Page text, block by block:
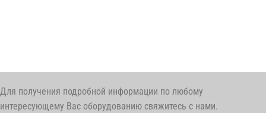
Для получения подробной информации по любому
интересующему Вас оборудованию свяжитесь с нами.